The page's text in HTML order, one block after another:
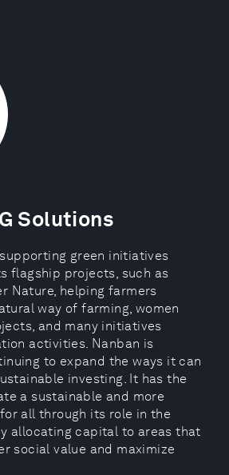
Solutions
green initiatives
flagship projects, such as
Nature, helping farmers
way of farming, women
and many initiatives
activities. Nanban is
to expand the ways it can
investing. It has the
a sustainable and more
all through its role in the
allocating capital to areas that
social value and maximize